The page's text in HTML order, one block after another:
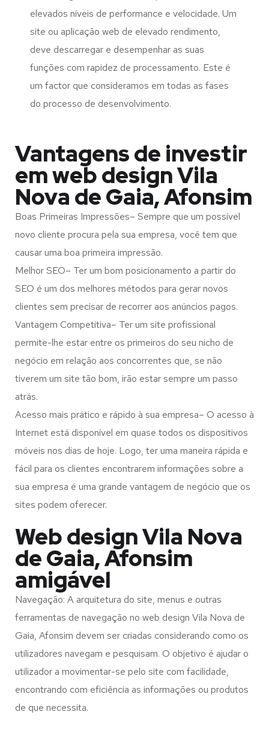
elevados níveis de performance e velocidade. Um
site ou aplicação web de elevado rendimento,
deve descarregar e desempenhar as suas
funções com rapidez de processamento. Este é
um factor que consideramos em todas as fases
do processo de desenvolvimento.
Vantagens de investir
em web design Vila
Nova de Gaia, Afonsim
Boas Primeiras Impressões– Sempre que um possível
novo cliente procura pela sua empresa, você tem que
causar uma boa primeira impressão.
Melhor SEO– Ter um bom posicionamento a partir do
SEO é um dos melhores métodos para gerar novos
clientes sem precisar de recorrer aos anúncios pagos.
Vantagem Competitiva– Ter um site profissional
permite-lhe estar entre os primeiros do seu nicho de
negócio em relação aos concorrentes que, se não
tiverem um site tão bom, irão estar sempre um passo
atrás.
Acesso mais prático e rápido à sua empresa– O acesso à
Internet está disponível em quase todos os dispositivos
móveis nos dias de hoje. Logo, ter uma maneira rápida e
fácil para os clientes encontrarem informações sobre a
sua empresa é uma grande vantagem de negócio que os
sites podem oferecer.
Web design Vila Nova
de Gaia, Afonsim
amigável
Navegação: A arquitetura do site, menus e outras
ferramentas de navegação no web design Vila Nova de
Gaia, Afonsim devem ser criadas considerando como os
utilizadores navegam e pesquisam. O objetivo é ajudar o
utilizador a movimentar-se pelo site com facilidade,
encontrando com eficiência as informações ou produtos
de que necessita.